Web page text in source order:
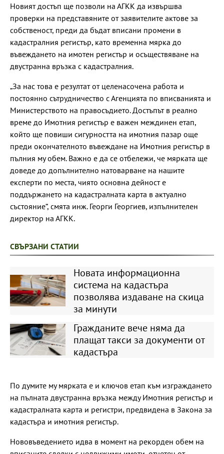
Новият достъп ще позволи на АГКК да извършва
проверки на представяните от заявителите актове за
собственост, преди да бъдат вписани промени в
кадастралния регистър, като временна мярка до
въвеждането на имотен регистър и осъществяване на
двустранна връзка с кадастралния.
„За нас това е резултат от целенасочена работа и
постоянно сътрудничество с Агенцията по вписванията и
Министерството на правосъдието. Достъпът в реално
време до Имотния регистър е важен междинен етап,
който ще повиши сигурността на имотния пазар още
преди окончателното въвеждане на Имотния регистър в
пълния му обем. Важно е да се отбележи, че мярката ще
доведе до допълнително натоварване на нашите
експерти по места, чиято основна дейност е
поддържането на кадастралната карта в актуално
състояние“, смята инж. Георги Георгиев, изпълнителен
директор на АГКК.
СВЪРЗАНИ СТАТИИ
Новата информационна
система на кадастъра
позволява издаване на скица
за минути
Гражданите вече няма да
плащат такси за документи от
кадастъра
По думите му мярката е и ключов етап към изграждането
на пълната двустранна връзка между Имотния регистър и
кадастралната карта и регистри, предвидена в Закона за
кадастъра и имотния регистър.
Нововъведението идва в момент на рекорден обем на